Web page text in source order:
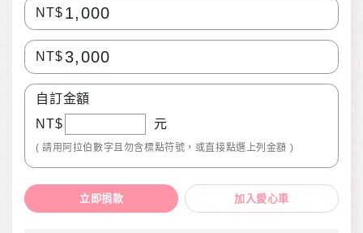
NT$ 1,000
NT$ 3,000
自訂金額
NT$
元
( 請用阿拉伯數字且勿含標點符號，或直接點選上列金額 )
立即捐款 加入愛心車